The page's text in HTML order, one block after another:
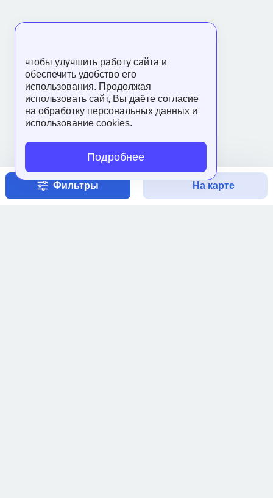
Фильтры На карте
чтобы улучшить работу сайта и
обеспечить удобство его
использования. Продолжая
использовать сайт, Вы даёте согласие
на обработку персональных данных и
использование cookies.
Подробнее